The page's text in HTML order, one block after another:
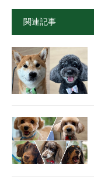
関連記事